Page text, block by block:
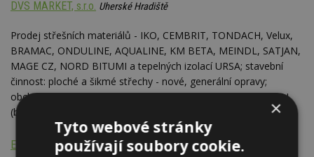
DVS MARKET, s.r.o. Uherské Hradiště
Prodej střešních materiálů - IKO, CEMBRIT, TONDACH, Velux,
BRAMAC, ONDULINE, AQUALINE, KM BETA, MEINDL, SATJAN,
MAGE CZ, NORD BITUMI a tepelných izolací URSA; stavební
činnost: ploché a šikmé střechy - nové, generální opravy;
obchodní činnost - zastoupení fy IKO SALES INTERNATIONAL
(bitumenové střešní krytiny)
E CZ - střešní a fasádní systémy, spol. s r.o. Praha
×
Tyto webové stránky
používají soubory cookie.